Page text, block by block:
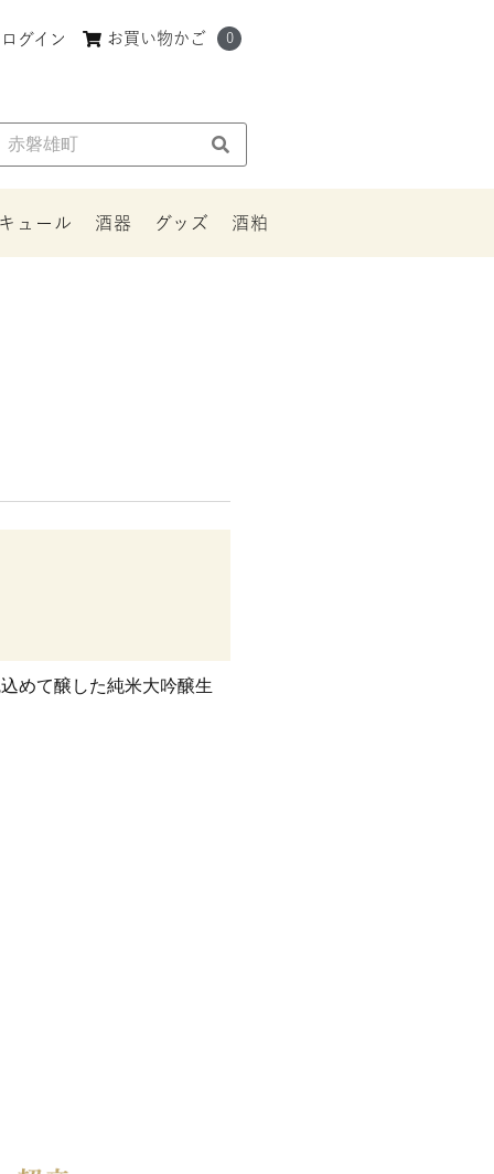
ログイン お買い物かご 0
ュール 酒器 グッズ 酒粕
めて醸した純米大吟醸生